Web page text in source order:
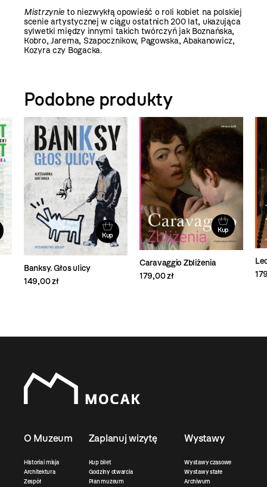
Mistrzynie to niezwykłą opowieść o roli kobiet na polskiej
scenie artystycznej w ciągu ostatnich 200 lat, ukazująca
sylwetki między innymi takich twórczyń jak Boznańska,
Kobro, Jarema, Szapocznikow, Pągowska, Abakanowicz,
Kozyra czy Bogacka.
Podobne produkty
Kup
Banksy. Głos ulicy
149,00 zł
Kup
Caravaggio Zbliżenia
179,00 zł
O Muzeum
Historia i misja
Architektura
Zespół
Zaplanuj wizytę
Kup bilet
Godziny otwarcia
Plan muzeum
Wystawy
Wystawy czasowe
Wystawy stałe
Archiwum